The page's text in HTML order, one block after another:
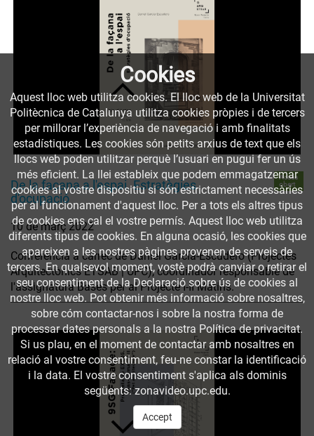
De la façana a l'espai. Estratègies
d'ocupació
Accés
obert
10 de març 2022
Conferència a càrrec de Daniel García-Escudero (Projectes
Arquitectònics ETSAB | UPC), coordinador responsable de
l'assignatura Bases per al Projecte I-II Matins.
Cookies
Aquest lloc web utilitza cookies. El lloc web de la Universitat
Politècnica de Catalunya utilitza cookies pròpies i de tercers
per millorar l’experiència de navegació i amb finalitats
estadístiques. Les cookies són petits arxius de text que els
llocs web poden utilitzar perquè l’usuari en pugui fer un ús
més eficient. La llei estableix que podem emmagatzemar
cookies al vostre dispositiu si són estrictament necessàries
per al funcionament d'aquest lloc. Per a tots els altres tipus
de cookies ens cal el vostre permís. Aquest lloc web utilitza
diferents tipus de cookies. En alguna ocasió, les cookies que
apareixen a les nostres pàgines provenen de serveis de
tercers. En qualsevol moment, vostè podrà canviar o retirar el
seu consentiment de la Declaració sobre ús de cookies al
nostre lloc web. Pot obtenir més informació sobre nosaltres,
sobre cóm contactar-nos i sobre la nostra forma de
processar dates personals a la nostra Política de privacitat.
Si us plau, en el moment de contactar amb nosaltres en
relació al vostre consentiment, feu-ne constar la identificació
i la data. El vostre consentiment s'aplica als dominis
següents: zonavideo.upc.edu.
Accept